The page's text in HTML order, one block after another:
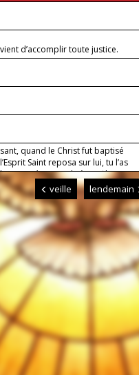
d’accomplir toute justice.
quand le Christ fut baptisé
Saint reposa sur lui, tu l’as
aimé ; accorde à tes fils
de l’Esprit, de se garder toujours
veille lendemain